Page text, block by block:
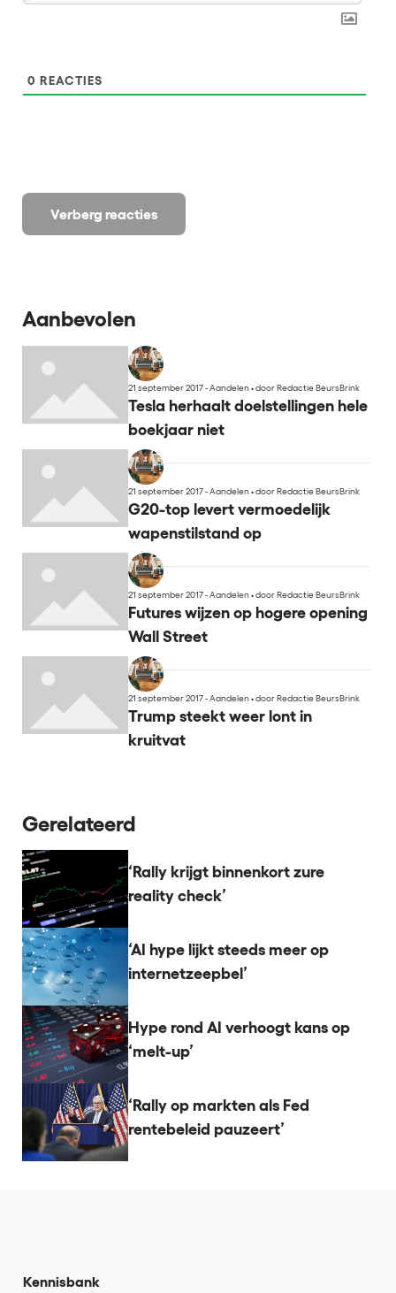
Verberg reacties
0 REACTIES
Aanbevolen
21 september 2017 - Aandelen•door Redactie BeursBrink
Tesla herhaalt doelstellingen hele
boekjaar niet
21 september 2017 - Aandelen•door Redactie BeursBrink
G20-top levert vermoedelijk
wapenstilstand op
21 september 2017 - Aandelen•door Redactie BeursBrink
Futures wijzen op hogere opening
Wall Street
21 september 2017 - Aandelen•door Redactie BeursBrink
Trump steekt weer lont in
kruitvat
Gerelateerd
‘Rally krijgt binnenkort zure
reality check’
‘AI hype lijkt steeds meer op
internetzeepbel’
Hype rond AI verhoogt kans op
‘melt-up’
‘Rally op markten als Fed
rentebeleid pauzeert’
Kennisbank